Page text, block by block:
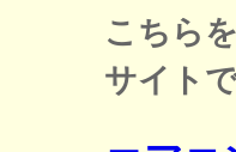
こちら
サイト